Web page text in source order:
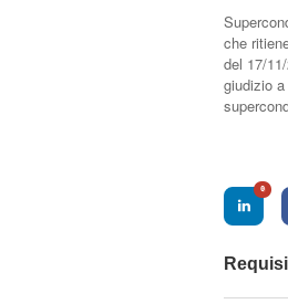
che
del 17/
giudizio
0